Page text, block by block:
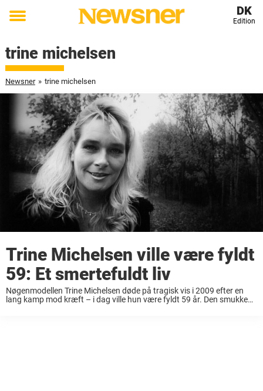
Toggle
DK
Edition
trine michelsen
Newsner » trine michelsen
Trine Michelsen ville være fyldt
59: Et smertefuldt liv
Nøgenmodellen Trine Michelsen døde på tragisk vis i 2009 efter en
lang kamp mod kræft – i dag ville hun være fyldt 59 år. Den smukke